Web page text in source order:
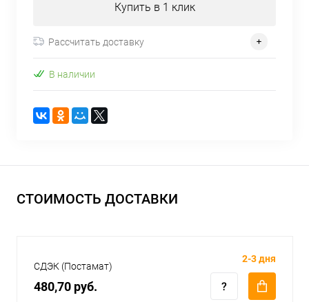
Купить в 1 клик
Рассчитать доставку
В наличии
СТОИМОСТЬ ДОСТАВКИ
СДЭК (Постамат)
480,70 руб.
2-3 дня